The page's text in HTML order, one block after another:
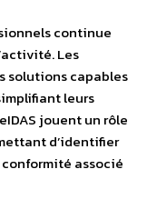
continue
Les
solutions capables
leurs
jouent un rôle
d’identifier
associé